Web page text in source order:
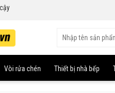
Vòi rửa chén Thiết bị nhà bếp